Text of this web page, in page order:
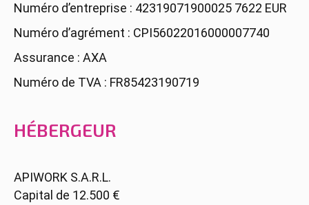
Numéro d’entreprise : 42319071900025 7622 EUR
Numéro d’agrément : CPI56022016000007740
Assurance : AXA
Numéro de TVA : FR85423190719
HÉBERGEUR
APIWORK S.A.R.L.
Capital de 12.500 €